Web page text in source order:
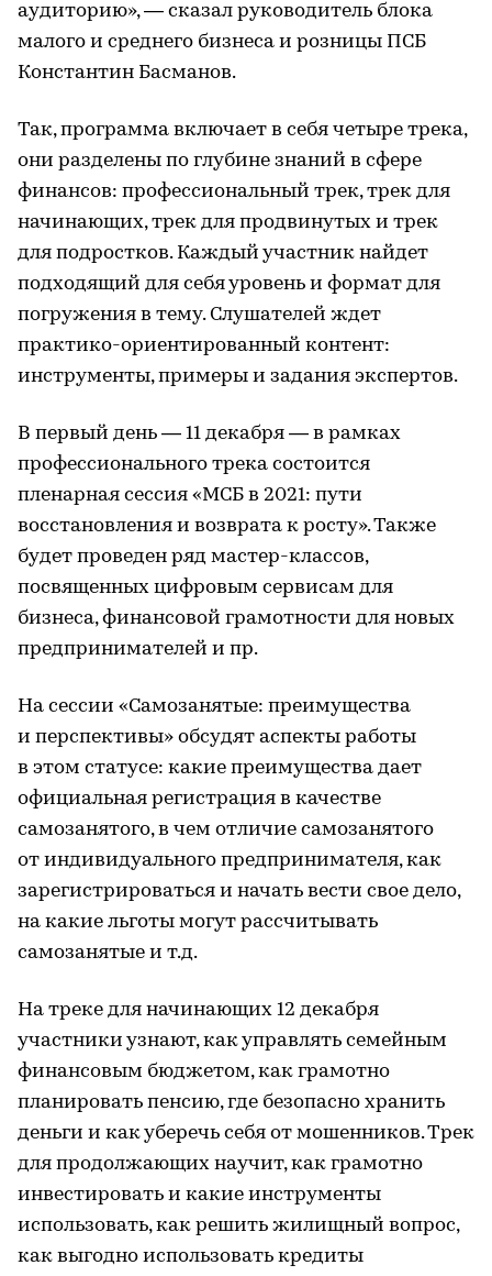
аудиторию», — сказал руководитель блока
малого и среднего бизнеса и розницы ПСБ
Константин Басманов.
Так, программа включает в себя четыре трека,
они разделены по глубине знаний в сфере
финансов: профессиональный трек, трек для
начинающих, трек для продвинутых и трек
для подростков. Каждый участник найдет
подходящий для себя уровень и формат для
погружения в тему. Слушателей ждет
практико-ориентированный контент:
инструменты, примеры и задания экспертов.
В первый день — 11 декабря — в рамках
профессионального трека состоится
пленарная сессия «МСБ в 2021: пути
восстановления и возврата к росту». Также
будет проведен ряд мастер-классов,
посвященных цифровым сервисам для
бизнеса, финансовой грамотности для новых
предпринимателей и пр.
На сессии «Самозанятые: преимущества
и перспективы» обсудят аспекты работы
в этом статусе: какие преимущества дает
официальная регистрация в качестве
самозанятого, в чем отличие самозанятого
от индивидуального предпринимателя, как
зарегистрироваться и начать вести свое дело,
на какие льготы могут рассчитывать
самозанятые и т.д.
На треке для начинающих 12 декабря
участники узнают, как управлять семейным
финансовым бюджетом, как грамотно
планировать пенсию, где безопасно хранить
деньги и как уберечь себя от мошенников. Трек
для продолжающих научит, как грамотно
инвестировать и какие инструменты
использовать, как решить жилищный вопрос,
как выгодно использовать кредиты